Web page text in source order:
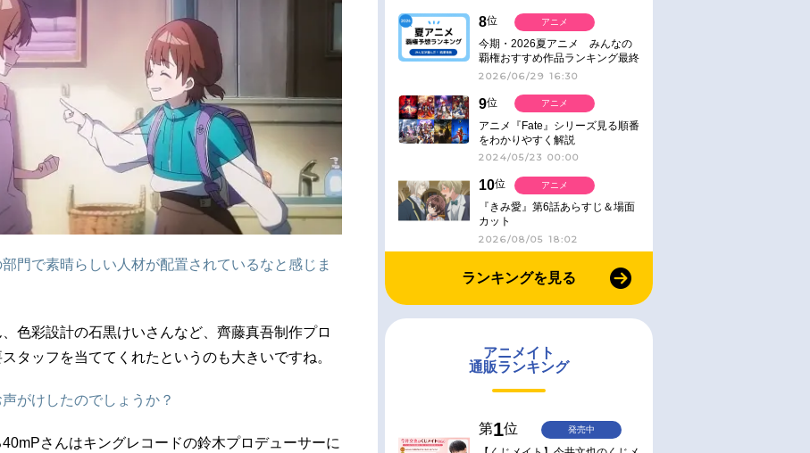
門で素晴らしい人材が配置されているなと感じま
色彩設計の石黒けいさんなど、齊藤真吾制作プロ
タッフを当ててくれたというのも大きいですね。
がけしたのでしょうか？
さんはキングレコードの鈴木プロデューサーに
8位
今期・2026夏アニメ みんなの
覇権おすすめ作品ランキング最終
結果発表！
2026/06/29 16:30
アニメ
9位
アニメ『Fate』シリーズ見る順番
をわかりやすく解説
2024/05/23 00:00
アニメ
10位
『きみ愛』第6話あらすじ＆場面
カット
2026/08/05 18:02
アニメ
ランキングを見る
アニメイト
通販ランキング
第1位 発売中